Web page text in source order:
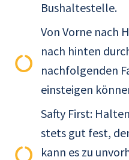
Bushaltestelle.
Von Vorne nach
nach hinten
nachfolgenden
einsteigen
Safty First:
stets gut fest,
kann es zu